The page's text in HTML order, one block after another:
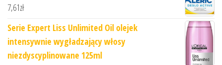
7,61zł
Serie Expert Liss Unlimited Oil olejek
intensywnie wygładzający włosy
niezdyscyplinowane 125ml